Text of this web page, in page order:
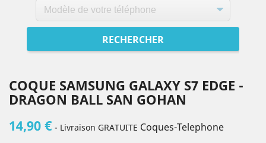
COQUE SAMSUNG GALAXY S7 EDGE -
DRAGON BALL SAN GOHAN
14,90 € - Livraison GRATUITE Coques-Telephone